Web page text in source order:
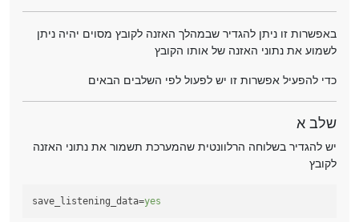
באפשרות זו ניתן להגדיר שבמהלך האזנה לקובץ מסוים יהיה ניתן
לשמוע את נתוני האזנה של אותו הקובץ
כדי להפעיל אפשרות זו יש לפעול לפי השלבים הבאים
שלב א
יש להגדיר בשלוחה הרלוונטית שהמערכת תשמור את נתוני האזנה
לקובץ
save_listening_data=yes